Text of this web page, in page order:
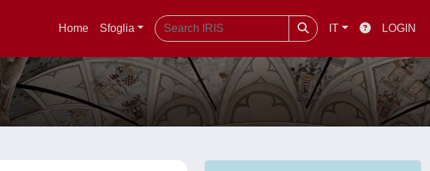
Home Sfoglia IT LOGIN